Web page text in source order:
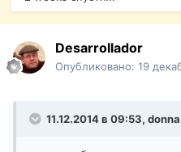
Desarrollador
Опубликовано: 19
11.12.2014 в 09:53,